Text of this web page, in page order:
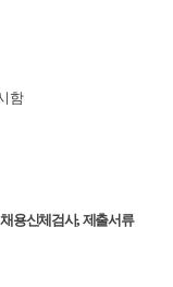
함
용신체검사, 제출서류